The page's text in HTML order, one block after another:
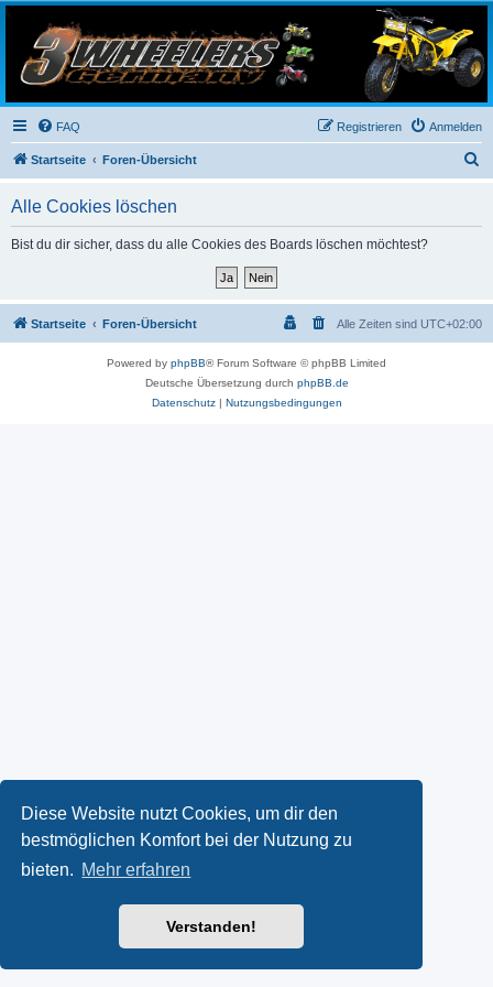
Diese Website nutzt Cookies, um dir den
bestmöglichen Komfort bei der Nutzung zu
bieten. Mehr erfahren
Verstanden!
3-Wheelers Germany
Honda, Yamaha, Kawasaki Trike
FAQ Anmelden
Registrieren
Startseite Foren-Übersicht
Alle Cookies löschen
Bist du dir sicher, dass du alle Cookies des Boards löschen möchtest?
Startseite Foren-Übersicht Alle Zeiten sind UTC+02:00
Powered by phpBB® Forum Software © phpBB Limited
Deutsche Übersetzung durch phpBB.de
Datenschutz | Nutzungsbedingungen